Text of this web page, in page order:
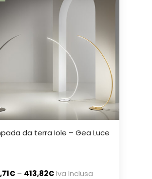
da terra Iole – Gea Luce
€ – 413,82€Iva Inclusa